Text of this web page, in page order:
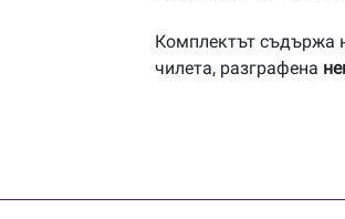
Комплектът съдържа
чилета, разграфена